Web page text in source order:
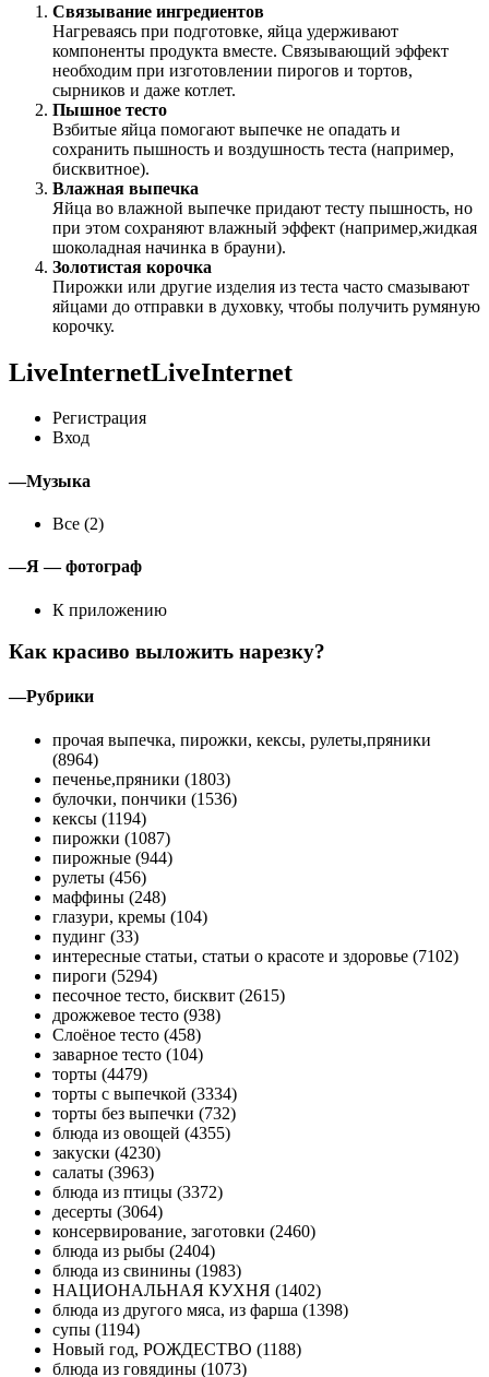
Связывание ингредиентов
Нагреваясь при подготовке, яйца удерживают
компоненты продукта вместе. Связывающий эффект
необходим при изготовлении пирогов и тортов,
сырников и даже котлет.
Пышное тесто
Взбитые яйца помогают выпечке не опадать и
сохранить пышность и воздушность теста (например,
бисквитное).
Влажная выпечка
Яйца во влажной выпечке придают тесту пышность, но
при этом сохраняют влажный эффект (например,жидкая
шоколадная начинка в брауни).
Золотистая корочка
Пирожки или другие изделия из теста часто смазывают
яйцами до отправки в духовку, чтобы получить румяную
корочку.
LiveInternetLiveInternet
Регистрация
Вход
—Музыка
Все (2)
—Я — фотограф
К приложению
Как красиво выложить нарезку?
—Рубрики
прочая выпечка, пирожки, кексы, рулеты,пряники
(8964)
печенье,пряники (1803)
булочки, пончики (1536)
кексы (1194)
пирожки (1087)
пирожные (944)
рулеты (456)
маффины (248)
глазури, кремы (104)
пудинг (33)
интересные статьи, статьи о красоте и здоровье (7102)
пироги (5294)
песочное тесто, бисквит (2615)
дрожжевое тесто (938)
Слоёное тесто (458)
заварное тесто (104)
торты (4479)
торты с выпечкой (3334)
торты без выпечки (732)
блюда из овощей (4355)
закуски (4230)
салаты (3963)
блюда из птицы (3372)
десерты (3064)
консервирование, заготовки (2460)
блюда из рыбы (2404)
блюда из свинины (1983)
НАЦИОНАЛЬНАЯ КУХНЯ (1402)
блюда из другого мяса, из фарша (1398)
супы (1194)
Новый год, РОЖДЕСТВО (1188)
блюда из говядины (1073)